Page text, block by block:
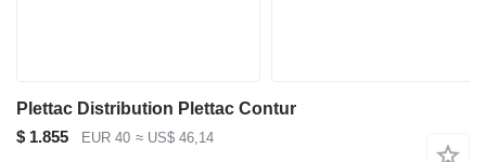
Plettac Distribution Plettac Contur
$ 1.855
EUR 40 ≈ US$ 46,14